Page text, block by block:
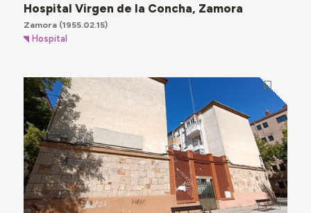
Hospital Virgen de la Concha, Zamora
Zamora(1955.02.15)
Hospital